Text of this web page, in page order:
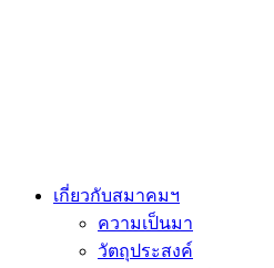
เกี่ยวกับสมาคมฯ
ความเป็นมา
วัตถุประสงค์